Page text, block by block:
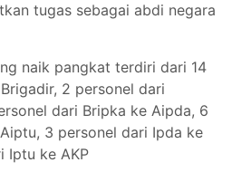
tugas sebagai abdi negara
naik pangkat terdiri dari 14
2 personel dari
dari Bripka ke Aipda, 6
3 personel dari Ipda ke
Iptu ke AKP